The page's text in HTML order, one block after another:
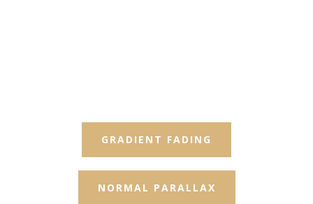
GRADIENT FADING
NORMAL PARALLAX